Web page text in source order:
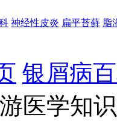
神经性皮炎 扁平苔藓 脂
银屑病
医学知